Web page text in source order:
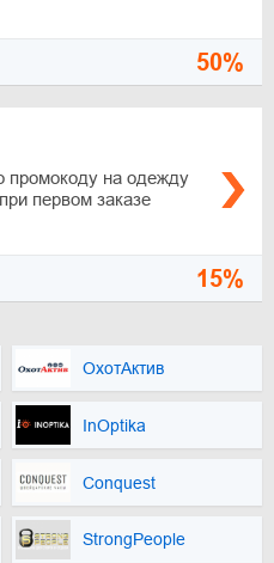
50%
промокоду на одежду
первом заказе
15%
ОхотАктив
InOptika
Conquest
StrongPeople